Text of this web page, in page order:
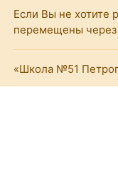
Если Вы не хотите
перемещены через
«Школа №51